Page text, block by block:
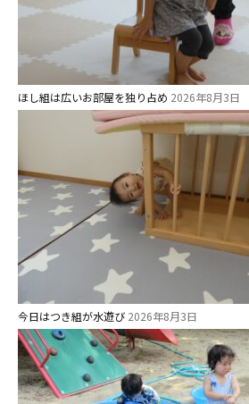
ほし組は広いお部屋を独り占め 2026年8月3日
今日はつき組が水遊び 2026年8月3日
未就園児クラス
0歳親子登園［マカロンクラス ]
1歳・2歳親子登園［マリポサクラ
2歳児ひとり登園［ゆず組 ]
グループ施設・
関係先リンク
学校法⼈鴨⾕学園 鳳幼稚園
学校法⼈諏訪森学園 諏訪森幼稚
園
⼤阪府私⽴幼稚園連盟
社会福祉法人野田福祉会